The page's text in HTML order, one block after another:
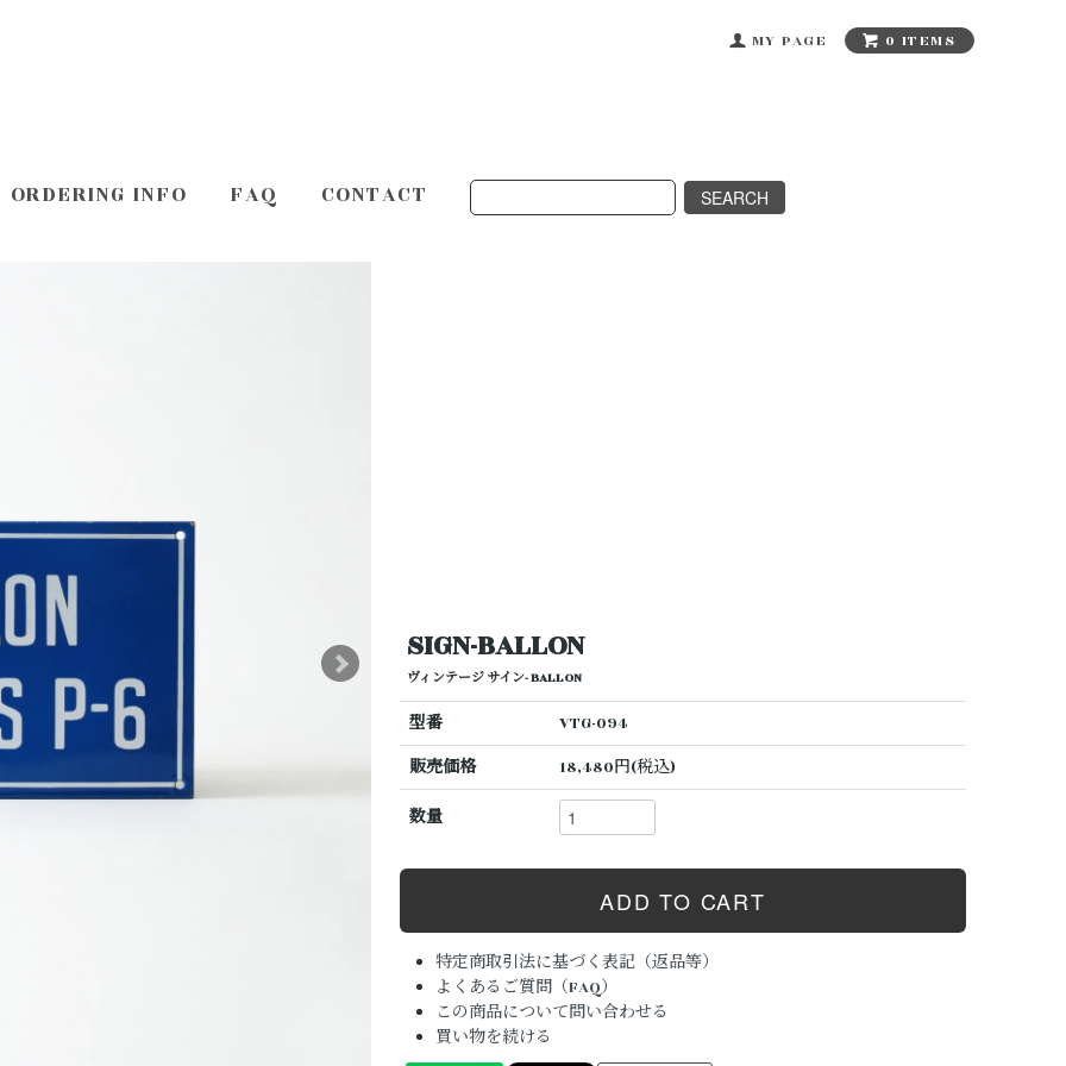
MY PAGE 0 ITEMS
ORDERING INFO FAQ CONTACT
SIGN-BALLON
ヴィンテージ サイン- BALLON
型番
VTG-094
販売価格
18,480円(税込)
数量
特定商取引法に基づく表記（返品等）
よくあるご質問（FAQ）
この商品について問い合わせる
買い物を続ける